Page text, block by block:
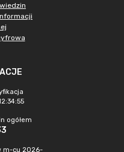
ogółem
m-cu 2026-